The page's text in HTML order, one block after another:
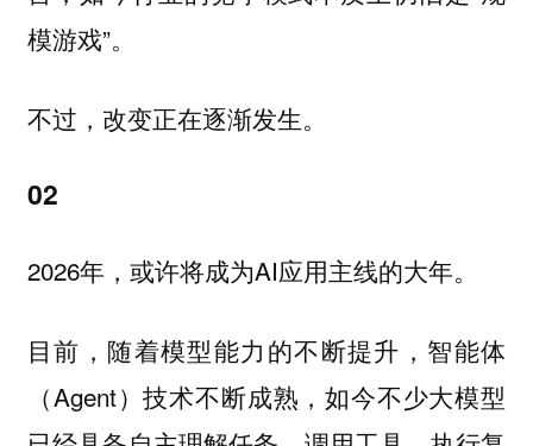
模游戏”。
不过，改变正在逐渐发生。
02
2026年，或许将成为AI应用主线的大年。
目前，随着模型能力的不断提升，智能体
（Agent）技术不断成熟，如今不少大模型